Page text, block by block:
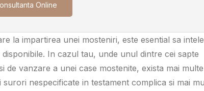
Online
la impartirea unei mosteniri, este esential sa
In cazul tau, unde unul dintre cei sapte
vanzare a unei case mostenite, exista mai multe
nespecificate in testament complica si mai